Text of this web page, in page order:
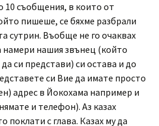
10 съобщения, в които от
пишеше, се бяхме разбрали
сутрин. Въобще не го очаквах
намери нашия звънец (който
си представи) си остава и до
си Вие да имате просто
адрес в Йокохама например и
и телефон). Аз казах
поклати с глава. Казах му да